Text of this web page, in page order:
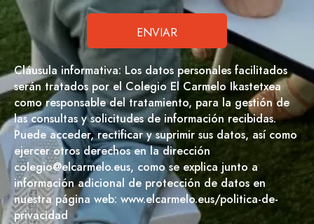
Cláusula informativa: Los datos personales facilitados
serán tratados por el Colegio El Carmelo Ikastetxea
como responsable del tratamiento, para la gestión de
las consultas y solicitudes de información recibidas.
Puede acceder, rectificar y suprimir sus datos, así como
ejercer otros derechos en la dirección
colegio@elcarmelo.eus, como se explica junto a
información adicional de protección de datos en
nuestra página web: www.elcarmelo.eus/politica-de-
privacidad